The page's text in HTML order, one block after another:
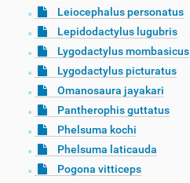
Leiocephalus personatus
Lepidodactylus lugubris
Lygodactylus mombasicus
Lygodactylus picturatus
Omanosaura jayakari
Pantherophis guttatus
Phelsuma kochi
Phelsuma laticauda
Pogona vitticeps